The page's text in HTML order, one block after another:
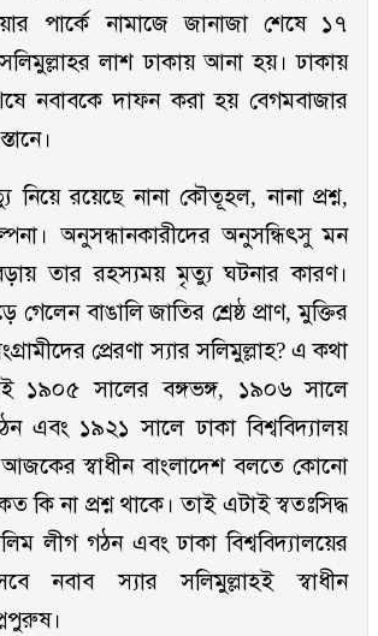
পার্কে নামাজে জানাজা শেষে ১৭
লাশ ঢাকায় আনা হয়। ঢাকায়
নবাবকে দাফন করা হয় বেগমবাজার
রয়েছে নানা কৌতূহল, নানা প্রশ্ন,
অনুসন্ধানকারীদের অনুসন্ধিৎসু মন
তার রহস্যময় মৃত্যু ঘটনার কারণ।
বাঙালি জাতির শ্রেষ্ঠ প্রাণ, মুক্তির
প্রেরণা স্যার সলিমুল্লাহ? এ কথা
১৯০৫ সালের বঙ্গভঙ্গ, ১৯০৬ সালে
এবং ১৯২১ সালে ঢাকা বিশ্ববিদ্যালয়
আজকের স্বাধীন বাংলাদেশ বলতে কোনো
কি না প্রশ্ন থাকে। তাই এটাই স্বতঃসিদ্ধ
লীগ গঠন এবং ঢাকা বিশ্ববিদ্যালয়ের
নবাব স্যার সলিমুল্লাহই স্বাধীন